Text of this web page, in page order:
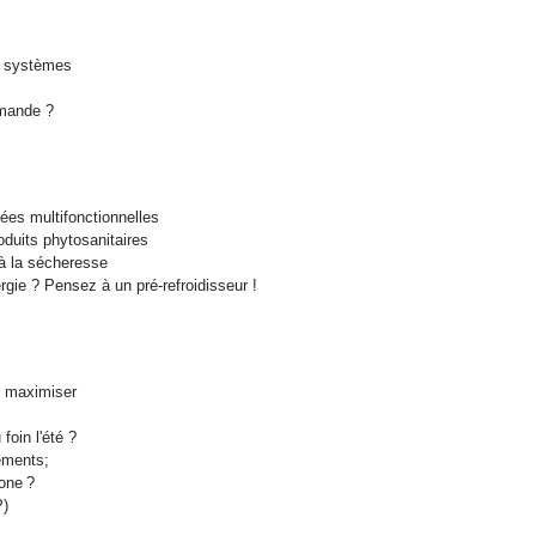
systèmes
?‍
multifonctionnelles
phytosanitaires
la sécheresse
? Pensez à un pré-refroidisseur !
maximiser
foin l'été ?
?